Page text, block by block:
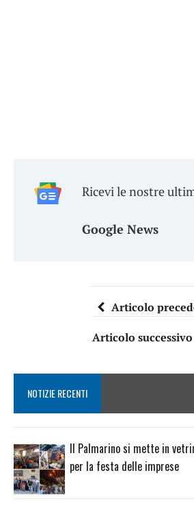
Ricevi le nostre
Google News
Articolo
Articolo successivo
NOTIZIE RECENTI
Il Palmarino si mette in
per la festa delle imprese